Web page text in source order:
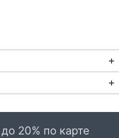
20% по карте